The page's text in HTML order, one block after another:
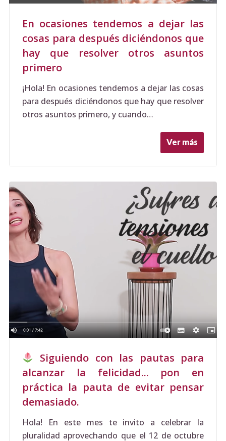
En ocasiones tendemos a dejar las
cosas para después diciéndonos que
hay que resolver otros asuntos
primero
¡Hola! En ocasiones tendemos a dejar las cosas
para después diciéndonos que hay que resolver
otros asuntos primero, y cuando…
Ver más
Siguiendo con las pautas para
alcanzar la felicidad... pon en
práctica la pauta de evitar pensar
demasiado.
Hola! En este mes te invito a celebrar la
pluralidad aprovechando que el 12 de octubre